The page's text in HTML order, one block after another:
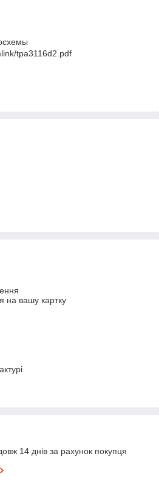
tpa3116d2.pdf
на вашу картку
14 днів за рахунок покупця